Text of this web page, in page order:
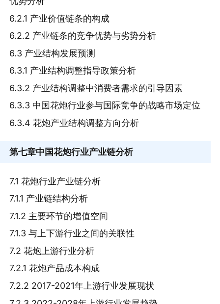
6.2.1 产业价值链条的构成
6.2.2 产业链条的竞争优势与劣势分析
6.3 产业结构发展预测
6.3.1 产业结构调整指导政策分析
6.3.2 产业结构调整中消费者需求的引导因素
6.3.3 中国花炮行业参与国际竞争的战略市场定位
6.3.4 花炮产业结构调整方向分析
第七章中国花炮行业产业链分析
7.1 花炮行业产业链分析
7.1.1 产业链结构分析
7.1.2 主要环节的增值空间
7.1.3 与上下游行业之间的关联性
7.2 花炮上游行业分析
7.2.1 花炮产品成本构成
7.2.2 2017-2021年上游行业发展现状